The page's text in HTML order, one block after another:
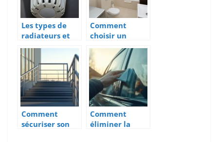
Les types de
radiateurs et
leurs
caractéristique
s
Comment
choisir un
receveur de
douche?
Comment
sécuriser son
Comment
éliminer la